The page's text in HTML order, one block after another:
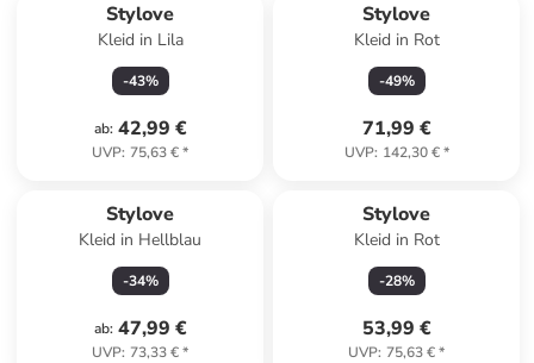
Stylove
Kleid in Lila
-43%
ab: 42,99 €
UVP: 75,63 €*
Stylove
Kleid in Rot
-49%
71,99 €
UVP: 142,30 €*
Stylove
Kleid in Hellblau
-34%
ab: 47,99 €
UVP: 73,33 €*
Stylove
Kleid in Rot
-28%
53,99 €
UVP: 75,63 €*